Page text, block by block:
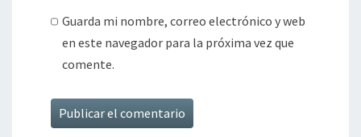
Guarda mi nombre, correo electrónico y web
en este navegador para la próxima vez que
comente.